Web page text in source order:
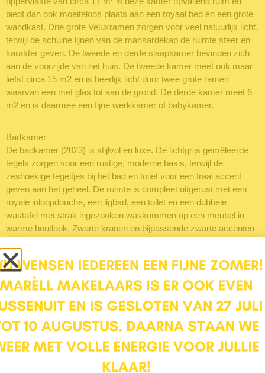
biedt dan ook moeiteloos plaats aan een royaal bed en een grote
wandkast. Drie grote Veluxramen zorgen voor veel natuurlijk licht,
terwijl de schuine lijnen van de mansardekap de ruimte sfeer en
karakter geven. De tweede en derde slaapkamer bevinden zich
aan de voorzijde van het huis. De tweede kamer meet ook maar
liefst circa 15 m2 en is heerlijk licht door twee grote ramen
waarvan een met glas tot aan de grond. De derde kamer meet 6
m2 en is daarmee een fijne werkkamer of babykamer.
Badkamer
De badkamer (2023) is stijlvol en luxe. De lichtgrijs gemêleerde
tegels zorgen voor een rustige, moderne basis, terwijl de
zeshoekige tegeltjes bij het bad en toilet voor een fraai accent
geven aan het geheel. De ruimte is compleet uitgerust met een
royale inloopdouche, een ligbad, een toilet en een dubbele
wastafel met strak ingezonken waskommen op een meubel in
warme houtlook. Zwarte kranen en bijpassende zwarte accenten
Tweede verdieping
Ook de tweede verdieping is verrassend ruim en praktisch
ingedeeld. Op de overloop bevindt zich de opstelplaats voor de
wasmachine en droger. Daarnaast zijn er nog twee
(slaap)kamers.
De kamer aan de voorzijde beslaat de volledige breedte van de